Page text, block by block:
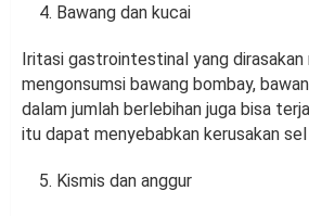
Bawang dan kucai
Iritasi gastrointestinal yang dirasakan
mengonsumsi bawang bombay,
dalam jumlah berlebihan juga bisa
itu dapat menyebabkan kerusakan sel
Kismis dan anggur